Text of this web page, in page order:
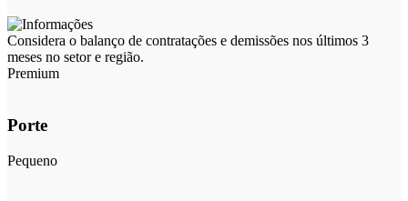
Considera o balanço de contratações e demissões nos últimos 3
meses no setor e região.
Premium
Porte
Pequeno